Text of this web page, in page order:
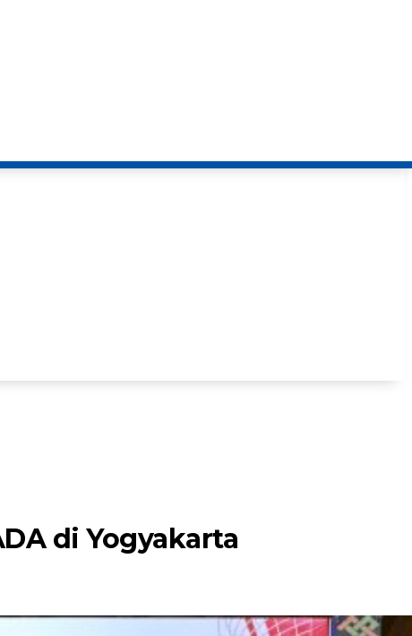
di Yogyakarta